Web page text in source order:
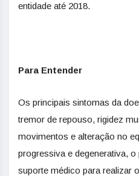
entidade até 2018.
Para Entender
Os principais sintomas da
tremor de repouso, rigidez
movimentos e alteração no
progressiva e degenerativa,
suporte médico para realizar